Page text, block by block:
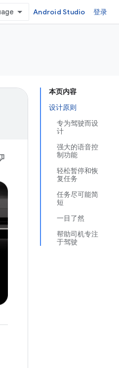
Android Studio 登录
本页内容
设计原则
专为驾驶而设
计
强大的语音控
制功能
轻松暂停和恢
复任务
任务尽可能简
短
一目了然
帮助司机专注
于驾驶